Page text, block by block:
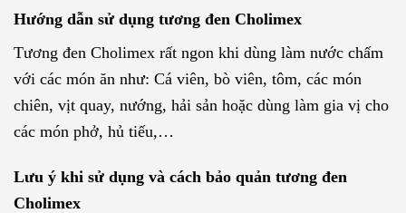
Hướng dẫn sử dụng tương đen Cholimex
Tương đen Cholimex rất ngon khi dùng làm nước chấm
với các món ăn như: Cá viên, bò viên, tôm, các món
chiên, vịt quay, nướng, hải sản hoặc dùng làm gia vị cho
các món phở, hủ tiếu,…
Lưu ý khi sử dụng và cách bảo quản tương đen
Cholimex